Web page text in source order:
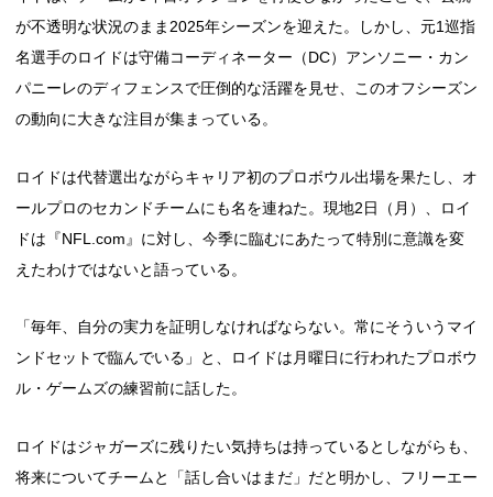
が不透明な状況のまま2025年シーズンを迎えた。しかし、元1巡指
名選手のロイドは守備コーディネーター（DC）アンソニー・カン
パニーレのディフェンスで圧倒的な活躍を見せ、このオフシーズン
の動向に大きな注目が集まっている。
ロイドは代替選出ながらキャリア初のプロボウル出場を果たし、オ
ールプロのセカンドチームにも名を連ねた。現地2日（月）、ロイ
ドは『NFL.com』に対し、今季に臨むにあたって特別に意識を変
えたわけではないと語っている。
「毎年、自分の実力を証明しなければならない。常にそういうマイ
ンドセットで臨んでいる」と、ロイドは月曜日に行われたプロボウ
ル・ゲームズの練習前に話した。
ロイドはジャガーズに残りたい気持ちは持っているとしながらも、
将来についてチームと「話し合いはまだ」だと明かし、フリーエー